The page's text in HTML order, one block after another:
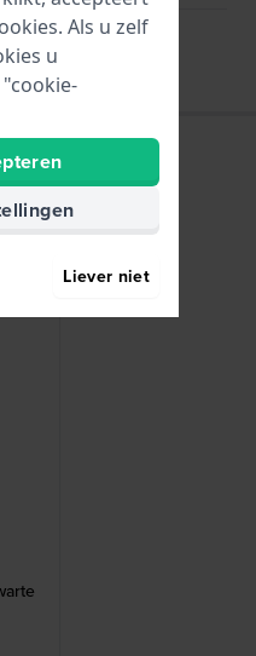
Als u zelf
u
Liever niet